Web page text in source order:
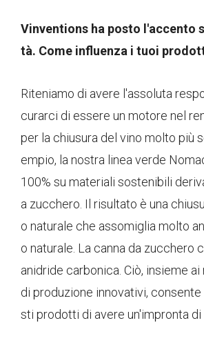
Vinventions ha posto l'accento
tà. Come influenza i tuoi
Riteniamo di avere l'assoluta
curarci di essere un motore nel
per la chiusura del vino molto più
empio, la nostra linea verde
100% su materiali sostenibili
a zucchero. Il risultato è una
o naturale che assomiglia molto
o naturale. La canna da zucchero
anidride carbonica. Ciò, insieme
di produzione innovativi, consente
sti prodotti di avere un'impronta